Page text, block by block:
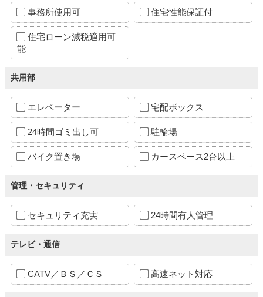
事務所使用可 住宅性能保証付
住宅ローン減税適用可
能
共用部
エレベーター 宅配ボックス
24時間ゴミ出し可 駐輪場
バイク置き場 カースペース2台以上
管理・セキュリティ
セキュリティ充実 24時間有人管理
テレビ・通信
CATV／ＢＳ／ＣＳ 高速ネット対応